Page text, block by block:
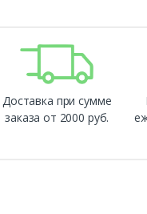
Доставка при сумме
заказа от 2000 руб.